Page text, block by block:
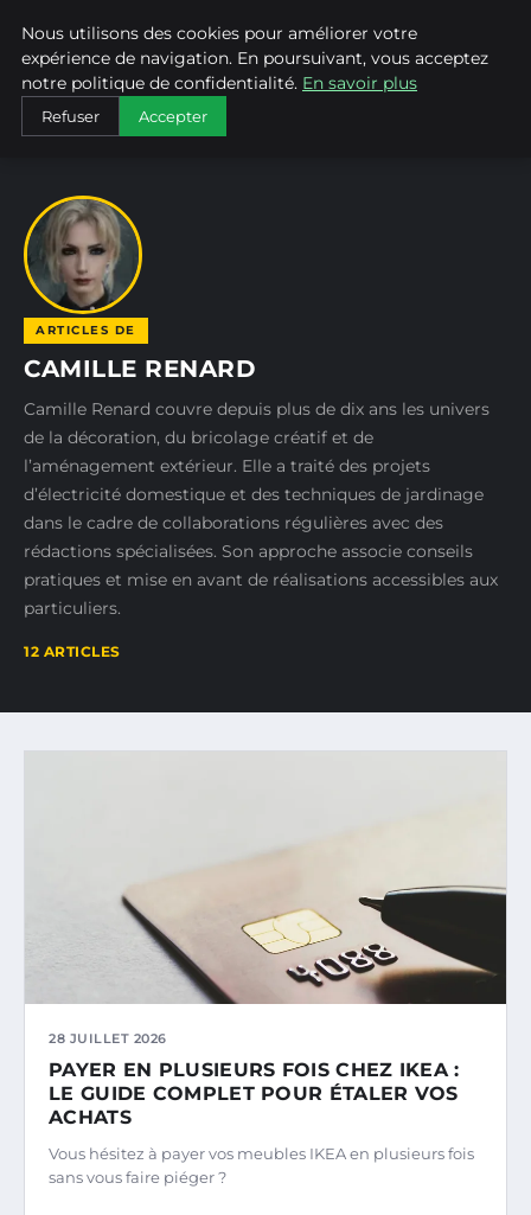
BRICO TOURNEVIS
ACCUEIL AUTEURS CAMILLE RENARD
ARTICLES DE
CAMILLE RENARD
Camille Renard couvre depuis plus de dix ans les univers
de la décoration, du bricolage créatif et de
l’aménagement extérieur. Elle a traité des projets
d’électricité domestique et des techniques de jardinage
dans le cadre de collaborations régulières avec des
rédactions spécialisées. Son approche associe conseils
pratiques et mise en avant de réalisations accessibles aux
particuliers.
12 ARTICLES
28 JUILLET 2026
PAYER EN PLUSIEURS FOIS CHEZ IKEA :
LE GUIDE COMPLET POUR ÉTALER VOS
ACHATS
Vous hésitez à payer vos meubles IKEA en plusieurs fois
sans vous faire piéger ?
Nous utilisons des cookies pour améliorer votre
expérience de navigation. En poursuivant, vous acceptez
notre politique de confidentialité. En savoir plus
Refuser Accepter